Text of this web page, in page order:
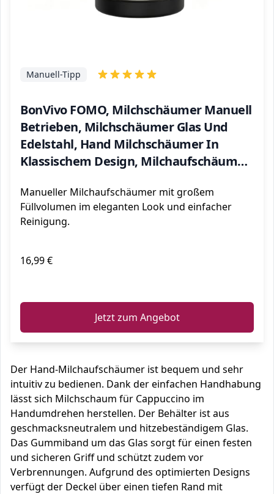
BonVivo FOMO, Milchschäumer Manuell
Betrieben, Milchschäumer Glas Und
Edelstahl, Hand Milchschäumer In
Klassischem Design, Milchaufschäumer
400 ml, Silber
Manuell-Tipp
Manueller Milchaufschäumer mit großem
Füllvolumen im eleganten Look und einfacher
Reinigung.
16,99 €
Jetzt zum Angebot
Der Hand-Milchaufschäumer ist bequem und sehr
intuitiv zu bedienen. Dank der einfachen Handhabung
lässt sich Milchschaum für Cappuccino im
Handumdrehen herstellen. Der Behälter ist aus
geschmacksneutralem und hitzebeständigem Glas.
Das Gummiband um das Glas sorgt für einen festen
und sicheren Griff und schützt zudem vor
Verbrennungen. Aufgrund des optimierten Designs
verfügt der Deckel über einen tiefen Rand mit